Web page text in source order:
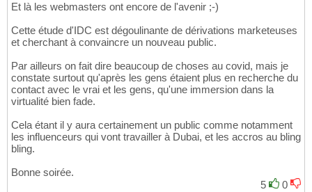
Et là les webmasters ont encore de l'avenir ;-)
Cette étude d'IDC est dégoulinante de dérivations marketeuses
et cherchant à convaincre un nouveau public.
Par ailleurs on fait dire beaucoup de choses au covid, mais je
constate surtout qu'après les gens étaient plus en recherche du
contact avec le vrai et les gens, qu'une immersion dans la
virtualité bien fade.
Cela étant il y aura certainement un public comme notamment
les influenceurs qui vont travailler à Dubai, et les accros au bling
bling.
Bonne soirée.
5
0